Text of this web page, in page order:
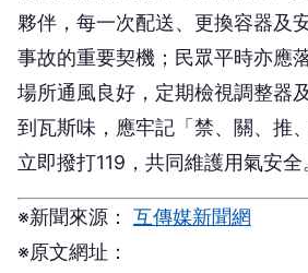
夥伴，每一次配送、更換容器及
事故的重要契機；民眾平時亦應
場所通風良好，定期檢視調整器
到瓦斯味，應牢記「禁、關、推
立即撥打119，共同維護用氣安全
※新聞來源： 互傳媒新聞網
※原文網址：